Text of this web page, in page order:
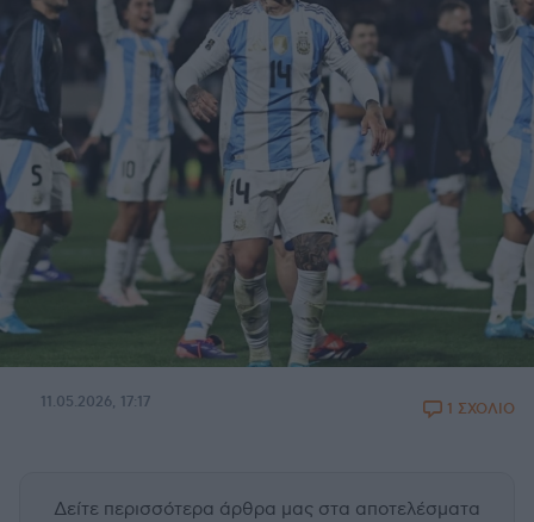
11.05.2026, 17:17 1 ΣΧΟΛΙΟ
Δείτε περισσότερα άρθρα μας στα αποτελέσματα